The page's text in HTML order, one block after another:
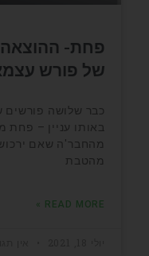
פחת-
של פורש
כבר שלושה פורשים
באותו עניין – פחת
מהחבר'ה שאם
מהטבת
READ MORE »